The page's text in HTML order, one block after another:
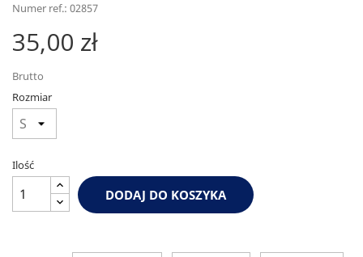
Numer ref.: 02857
35,00 zł
Brutto
Rozmiar
Ilość
DODAJ DO KOSZYKA